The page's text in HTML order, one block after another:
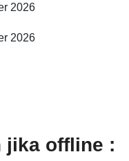
2026
2026
jika offline :